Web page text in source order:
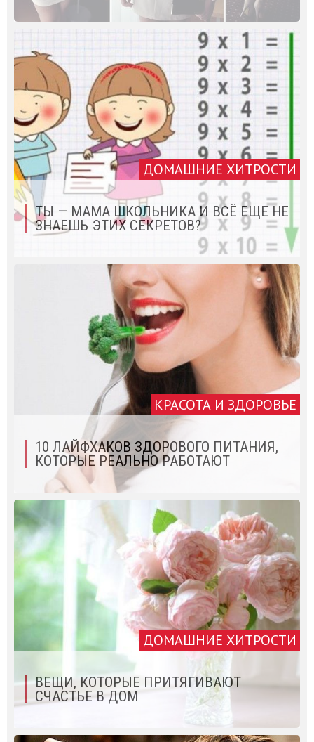
ДОМАШНИЕ ХИТРОСТИ
ТЫ — МАМА ШКОЛЬНИКА И ВСЁ ЕЩЕ НЕ
ЗНАЕШЬ ЭТИХ СЕКРЕТОВ?
КРАСОТА И ЗДОРОВЬЕ
10 ЛАЙФХАКОВ ЗДОРОВОГО ПИТАНИЯ,
КОТОРЫЕ РЕАЛЬНО РАБОТАЮТ
ДОМАШНИЕ ХИТРОСТИ
ВЕЩИ, КОТОРЫЕ ПРИТЯГИВАЮТ
СЧАСТЬЕ В ДОМ